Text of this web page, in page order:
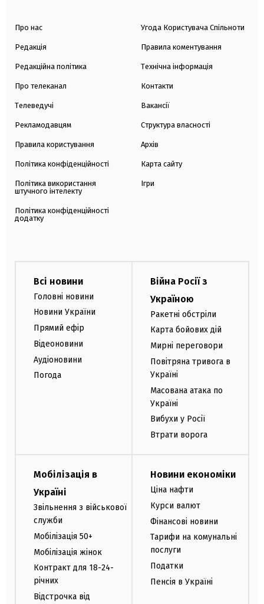
Про нас
Редакція
Редакційна політика
Про телеканал
Телеведучі
Рекламодавцям
Правила користування
Політика конфіденційності
Політика використання
штучного інтелекту
Політика конфіденційності
додатку
Угода Користувача Спільноти
Правила коментування
Технічна інформація
Контакти
Вакансії
Структура власності
Архів
Карта сайту
Ігри
Всі новини
Головні новини
Новини України
Прямий ефір
Відеоновини
Аудіоновини
Погода
Війна Росії з
Україною
Ракетні обстріли
Карта бойових дій
Мирні переговори
Повітряна тривога в
Україні
Масована атака по
Україні
Вибухи у Росії
Втрати ворога
Мобілізація в
Україні
Звільнення з військової
служби
Мобілізація 50+
Мобілізація жінок
Контракт для 18-24-
річних
Відстрочка від
Новини економіки
Ціна нафти
Курси валют
Фінансові новини
Тарифи на комунальні
послуги
Податки
Пенсія в Україні